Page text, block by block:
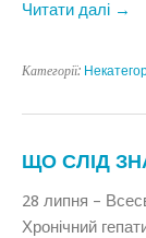
Читати далі →
Категорії:
ЩО СЛІД
28 липня –
Хронічний